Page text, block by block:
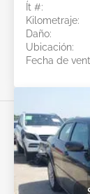
Ít #:
Kilometraje:
Daño:
Ubicación:
Fecha de